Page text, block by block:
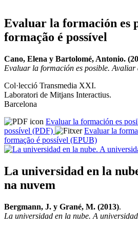
Evaluar la formación es
formação é possível
Cano, Elena y Bartolomé, Antonio.
Evaluar la formación es posible. Avaliar
Col·lecció Transmedia XXI.
Laboratori de Mitjans Interactius.
Barcelona
Evaluar la formación es
possível (PDF)
Evaluar la
formação é possível (EPUB)
La universidad en la
na nuvem
Bergmann, J. y Grané, M. (2013).
La universidad en la nube. A